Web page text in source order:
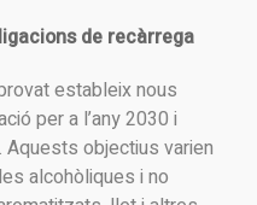
de recàrrega
estableix nous
per a l’any 2030 i
objectius varien
alcohòliques i no